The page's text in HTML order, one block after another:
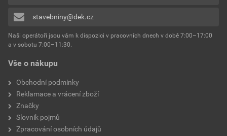
Vše o nákupu
Obchodní podmínky
Reklamace a vrácení zboží
Značky
Slovník pojmů
Zpracování osobních údajů
stavebniny@dek.cz
Naši operátoři jsou vám k dispozici v pracovních dnech v době 7:00–17:00
a v sobotu 7:00–11:30.